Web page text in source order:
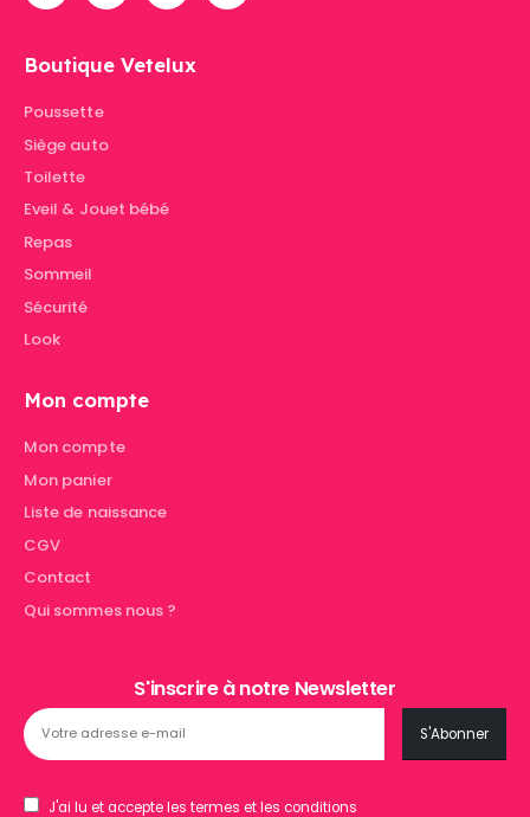
Boutique Vetelux
Poussette
Siège auto
Toilette
Eveil & Jouet bébé
Repas
Sommeil
Sécurité
Look
Mon compte
Mon compte
Mon panier
Liste de naissance
CGV
Contact
Qui sommes nous ?
S'inscrire à notre Newsletter
J'ai lu et accepte les termes et les conditions